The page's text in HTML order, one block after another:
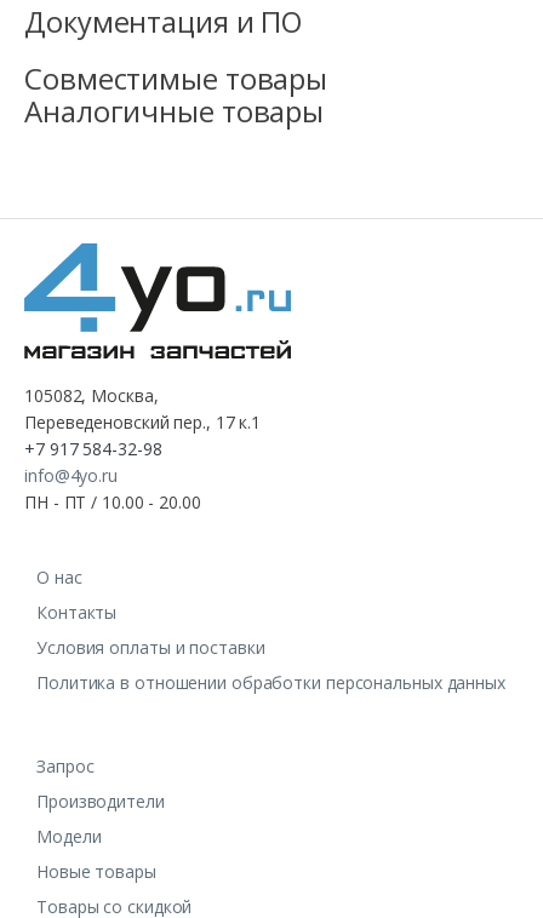
750AB
Документация и ПО
Совместимые товары
Аналогичные товары
105082, Москва,
Переведеновский пер., 17 к.1
+7 917 584-32-98
info@4yo.ru
ПН - ПТ / 10.00 - 20.00
О нас
Контакты
Условия оплаты и поставки
Политика в отношении обработки персональных данных
Запрос
Производители
Модели
Новые товары
Товары со скидкой